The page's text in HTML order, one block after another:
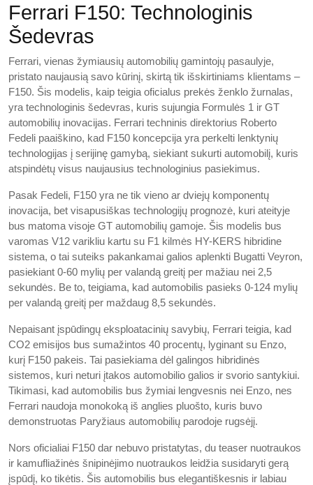
Ferrari F150: Technologinis
Šedevras
Ferrari, vienas žymiausių automobilių gamintojų pasaulyje,
pristato naujausią savo kūrinį, skirtą tik išskirtiniams klientams –
F150. Šis modelis, kaip teigia oficialus prekės ženklo žurnalas,
yra technologinis šedevras, kuris sujungia Formulės 1 ir GT
automobilių inovacijas. Ferrari techninis direktorius Roberto
Fedeli paaiškino, kad F150 koncepcija yra perkelti lenktynių
technologijas į serijinę gamybą, siekiant sukurti automobilį, kuris
atspindėtų visus naujausius technologinius pasiekimus.
Pasak Fedeli, F150 yra ne tik vieno ar dviejų komponentų
inovacija, bet visapusiškas technologijų prognozė, kuri ateityje
bus matoma visoje GT automobilių gamoje. Šis modelis bus
varomas V12 varikliu kartu su F1 kilmės HY-KERS hibridine
sistema, o tai suteiks pakankamai galios aplenkti Bugatti Veyron,
pasiekiant 0-60 mylių per valandą greitį per mažiau nei 2,5
sekundės. Be to, teigiama, kad automobilis pasieks 0-124 mylių
per valandą greitį per maždaug 8,5 sekundės.
Nepaisant įspūdingų eksploatacinių savybių, Ferrari teigia, kad
CO2 emisijos bus sumažintos 40 procentų, lyginant su Enzo,
kurį F150 pakeis. Tai pasiekiama dėl galingos hibridinės
sistemos, kuri neturi įtakos automobilio galios ir svorio santykiui.
Tikimasi, kad automobilis bus žymiai lengvesnis nei Enzo, nes
Ferrari naudoja monokoką iš anglies pluošto, kuris buvo
demonstruotas Paryžiaus automobilių parodoje rugsėjį.
Nors oficialiai F150 dar nebuvo pristatytas, du teaser nuotraukos
ir kamufliažinės šnipinėjimo nuotraukos leidžia susidaryti gerą
įspūdį, ko tikėtis. Šis automobilis bus elegantiškesnis ir labiau